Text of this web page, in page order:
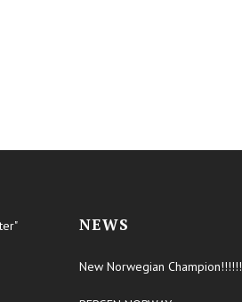
NEWS
New Norwegian Champion!!!!!!